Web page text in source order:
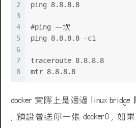
2
3
4
5
6
7
8
ping 8.8.8.8
#ping 一次
ping 8.8.8.8 -c1
traceroute 8.8.8.8
mtr 8.8.8.8
docker 實際上是透過 linux bridge
, 預設會送你一張 docker0 , 如